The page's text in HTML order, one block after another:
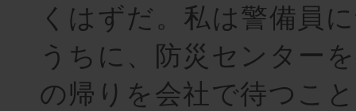
くはずだ。私は警備員
うちに、防災センター
の帰りを会社で待つこ